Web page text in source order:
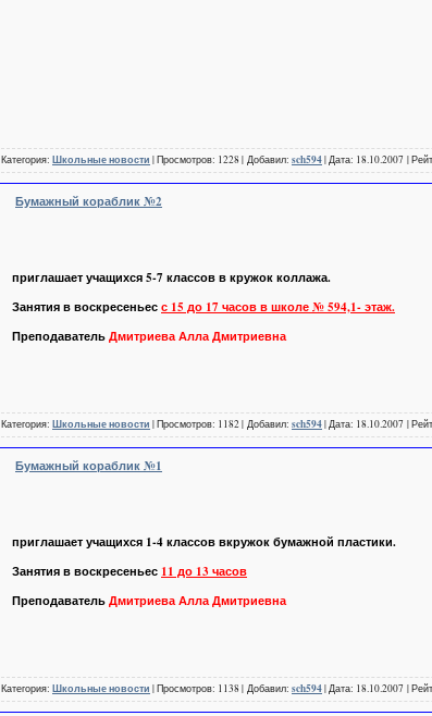
Категория: Школьные новости | Просмотров: 1228 | Добавил: sch594| Дата: 18.10.2007 |
Бумажный кораблик №2
приглашает учащихся 5-7 классов в кружок коллажа.
Занятия в воскресеньесс 15 до 17 часов в школе № 594,1- этаж.
ПреподавательДмитриева Алла Дмитриевна
Категория: Школьные новости | Просмотров: 1182 | Добавил: sch594| Дата: 18.10.2007 |
Бумажный кораблик №1
приглашает учащихся 1-4 классов вкружок бумажной пластики.
Занятия в воскресеньес 11 до 13 часов
ПреподавательДмитриева Алла Дмитриевна
Категория: Школьные новости | Просмотров: 1138 | Добавил: sch594| Дата: 18.10.2007 |